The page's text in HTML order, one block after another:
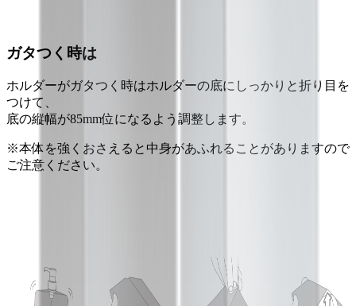
ガタつく時は
ホルダーがガタつく時はホルダーの底にしっかりと折り目を
つけて、
底の縦幅が85mm位になるよう調整します。
※本体を強くおさえると中身があふれることがありますので
ご注意ください。